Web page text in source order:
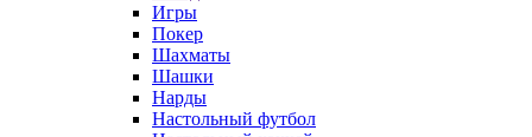
Игры
Покер
Шахматы
Шашки
Нарды
Настольный футбол